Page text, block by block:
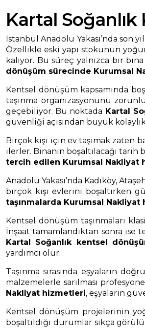
Kartal
İstanbul Anadolu Yakası’nda
Özellikle eski yapı stokunun
kalıyor. Bu süreç yalnızca bir
dönüşüm sürecinde Kurumsal
Kentsel dönüşüm kapsamında
taşınma organizasyonunu
geçebiliyor. Bu noktada Kartal
güvenliği açısından büyük
Birçok kişi için ev taşımak zaten
ilerler. Binanın boşaltılacağı tarih
tercih edilen Kurumsal Nakliyat
Anadolu Yakası’nda Kadıköy,
birçok kişi evlerini boşaltırken
taşınmalarda Kurumsal Nakliyat
Kentsel dönüşüm taşınmaları
İnşaat tamamlandıktan sonra ise
Kartal Soğanlık kentsel
yardımcı olur.
Taşınma sırasında eşyaların
malzemelerle sarılması
Nakliyat hizmetleri, eşyaların
Kentsel dönüşüm projelerinin
boşaltıldığı durumlar sıkça